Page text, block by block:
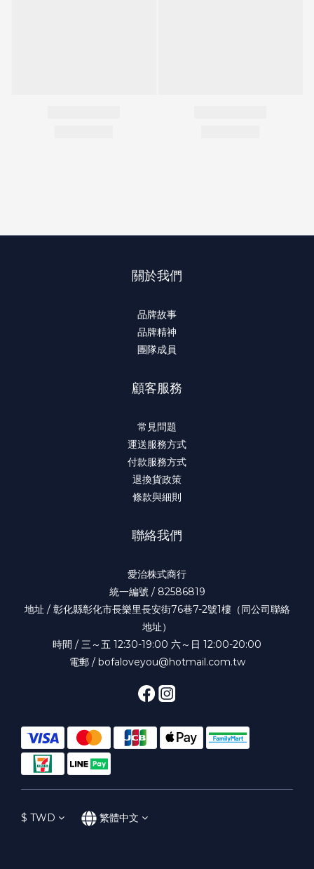
關於我們
品牌故事
品牌精神
團隊成員
顧客服務
常見問題
運送服務方式
付款服務方式
退換貨政策
條款與細則
聯絡我們
愛治株式商行
統一編號 / 82586819
地址 / 彰化縣彰化市長樂里長安街76巷7-2號1樓（同公司聯絡
地址）
時間 / 三～五 12:30-19:00 六～日 12:00-20:00
電郵 / bofaloveyou@hotmail.com.tw
$ TWD 繁體中文